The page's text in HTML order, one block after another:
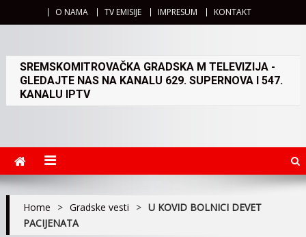
O NAMA TV EMISIJE IMPRESUM KONTAKT
SREMSKOMITROVAČKA GRADSKA M TELEVIZIJA -
GLEDAJTE NAS NA KANALU 629. SUPERNOVA I 547.
KANALU IPTV
Home > Gradske vesti > U KOVID BOLNICI DEVET
PACIJENATA